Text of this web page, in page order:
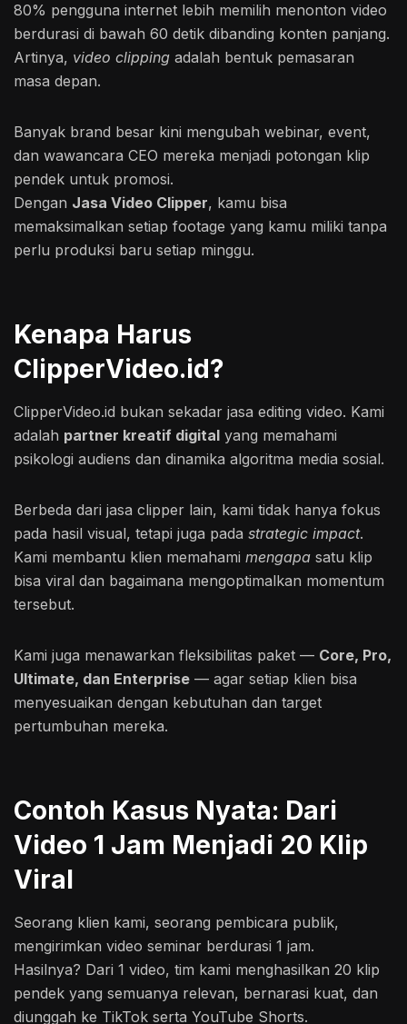
80% pengguna internet lebih memilih menonton video
berdurasi di bawah 60 detik dibanding konten panjang.
Artinya, video clipping adalah bentuk pemasaran
masa depan.
Banyak brand besar kini mengubah webinar, event,
dan wawancara CEO mereka menjadi potongan klip
pendek untuk promosi.
Dengan Jasa Video Clipper, kamu bisa
memaksimalkan setiap footage yang kamu miliki tanpa
perlu produksi baru setiap minggu.
Kenapa Harus
ClipperVideo.id?
ClipperVideo.id bukan sekadar jasa editing video. Kami
adalah partner kreatif digital yang memahami
psikologi audiens dan dinamika algoritma media sosial.
Berbeda dari jasa clipper lain, kami tidak hanya fokus
pada hasil visual, tetapi juga pada strategic impact.
Kami membantu klien memahami mengapa satu klip
bisa viral dan bagaimana mengoptimalkan momentum
tersebut.
Kami juga menawarkan fleksibilitas paket — Core, Pro,
Ultimate, dan Enterprise — agar setiap klien bisa
menyesuaikan dengan kebutuhan dan target
pertumbuhan mereka.
Contoh Kasus Nyata: Dari
Video 1 Jam Menjadi 20 Klip
Viral
Seorang klien kami, seorang pembicara publik,
mengirimkan video seminar berdurasi 1 jam.
Hasilnya? Dari 1 video, tim kami menghasilkan 20 klip
pendek yang semuanya relevan, bernarasi kuat, dan
diunggah ke TikTok serta YouTube Shorts.